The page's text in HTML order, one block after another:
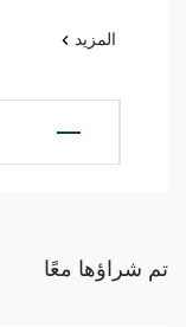
المزيد
تم شراؤها معًا